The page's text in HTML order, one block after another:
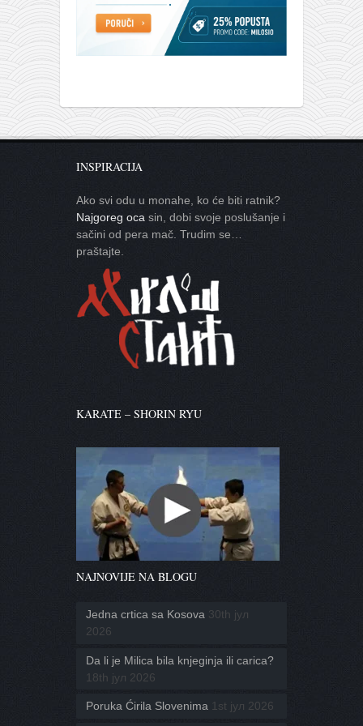
INSPIRACIJA
Ako svi odu u monahe, ko će biti ratnik?
Najgoreg oca sin, dobi svoje poslušanje i
sačini od pera mač. Trudim se…
praštajte.
KARATE – SHORIN RYU
NAJNOVIJE NA BLOGU
Jedna crtica sa Kosova 30th јул
2026
Da li je Milica bila knjeginja ili carica?
18th јул 2026
Poruka Ćirila Slovenima 1st јул 2026